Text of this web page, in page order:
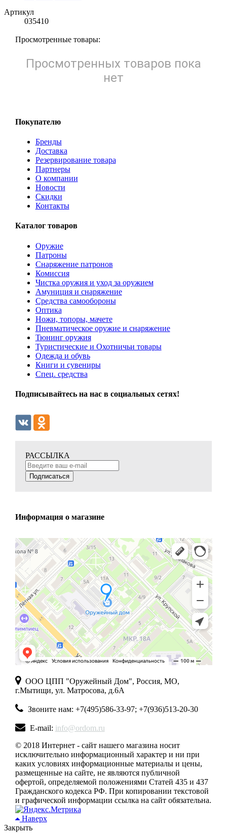
Артикул
035410
Просмотренные товары:
Просмотренных товаров пока
нет
Покупателю
Бренды
Доставка
Резервирование товара
Партнеры
О компании
Новости
Скидки
Контакты
Каталог товаров
Оружие
Патроны
Снаряжение патронов
Комиссия
Чистка оружия и уход за оружием
Амуниция и снаряжение
Средства самообороны
Оптика
Ножи, топоры, мачете
Пневматическое оружие и снаряжение
Тюнинг оружия
Туристические и Охотничьи товары
Одежда и обувь
Книги и сувениры
Спец. средства
Подписывайтесь на нас в социальных сетях!
РАССЫЛКА
Подписаться
Информация о магазине
ООО ЦПП "Оружейный Дом", Россия, МО,
г.Мытищи, ул. Матросова, д.6А
Звоните нам: +7(495)586-33-97; +7(936)513-20-30
E-mail: info@ordom.ru
© 2018 Интернет - сайт нашего магазина носит
исключительно информационный характер и ни при
каких условиях информационные материалы и цены,
размещенные на сайте, не являются публичной
офертой, определяемой положениями Статей 435 и 437
Гражданского кодекса РФ. При копировании текстовой
и графической информации ссылка на сайт обязательна.
Наверх
Закрыть